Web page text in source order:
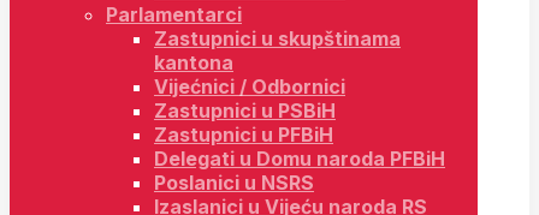
Parlamentarci
Zastupnici u skupštinama
kantona
Vijećnici / Odbornici
Zastupnici u PSBiH
Zastupnici u PFBiH
Delegati u Domu naroda PFBiH
Poslanici u NSRS
Izaslanici u Vijeću naroda RS